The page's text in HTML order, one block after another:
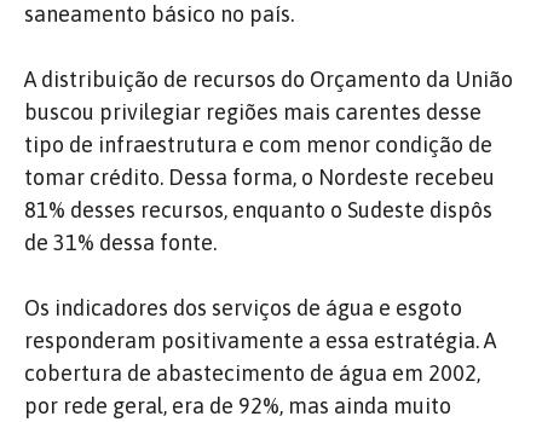
saneamento básico no país.
A distribuição de recursos do Orçamento da União
buscou privilegiar regiões mais carentes desse
tipo de infraestrutura e com menor condição de
tomar crédito. Dessa forma, o Nordeste recebeu
81% desses recursos, enquanto o Sudeste dispôs
de 31% dessa fonte.
Os indicadores dos serviços de água e esgoto
responderam positivamente a essa estratégia. A
cobertura de abastecimento de água em 2002,
por rede geral, era de 92%, mas ainda muito